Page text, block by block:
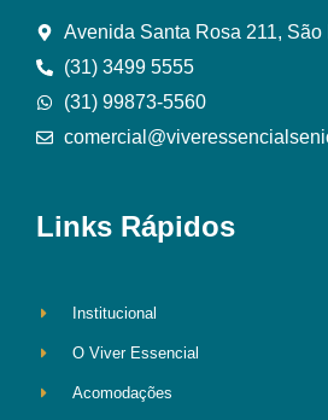
Avenida Santa Rosa 211, São
(31) 3499 5555
(31) 99873-5560
Links Rápidos
Institucional
O Viver Essencial
Acomodações